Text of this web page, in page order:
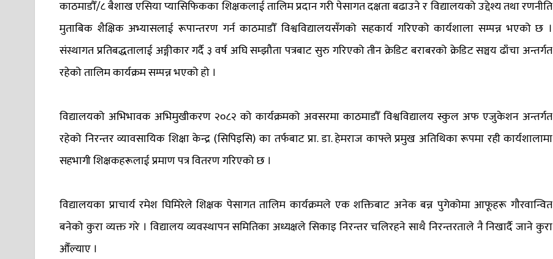
काठमाडौँ/८ बैशाख एसिया प्यासिफिकका शिक्षकलाई तालिम प्रदान गरी पेसागत दक्षता बढाउने र विद्यालयको उद्देश्य तथा रणनीति
मुताबिक शैक्षिक अभ्यासलाई रूपान्तरण गर्न काठमाडौँ विश्वविद्यालयसँगको सहकार्य गरिएको कार्यशाला सम्पन्न भएको छ ।
संस्थागत प्रतिबद्धतालाई अङ्गीकार गर्दै ३ वर्ष अघि सम्झौता पत्रबाट सुरु गरिएको तीन क्रेडिट बराबरको क्रेडिट सञ्चय ढाँचा अन्तर्गत
रहेको तालिम कार्यक्रम सम्पन्न भएको हो ।
विद्यालयको अभिभावक अभिमुखीकरण २०८२ को कार्यक्रमको अवसरमा काठमाडौँ विश्वविद्यालय स्कुल अफ एजुकेशन अन्तर्गत
रहेको निरन्तर व्यावसायिक शिक्षा केन्द्र (सिपिइसि) का तर्फबाट प्रा. डा. हेमराज काफ्ले प्रमुख अतिथिका रूपमा रही कार्यशालामा
सहभागी शिक्षकहरूलाई प्रमाण पत्र वितरण गरिएको छ ।
विद्यालयका प्राचार्य रमेश घिमिरेले शिक्षक पेसागत तालिम कार्यक्रमले एक शक्तिबाट अनेक बन्न पुगेकोमा आफूहरू गौरवान्वित
बनेको कुरा व्यक्त गरे । विद्यालय व्यवस्थापन समितिका अध्यक्षले सिकाइ निरन्तर चलिरहने साथै निरन्तरताले नै निखार्दै जाने कुरा
औँल्याए ।